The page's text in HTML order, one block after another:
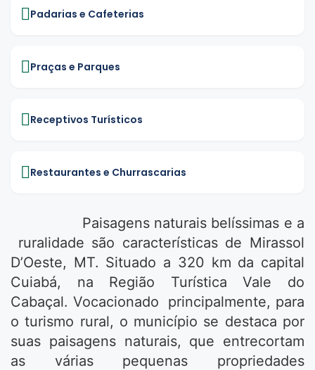
Padarias e Cafeterias
Praças e Parques
Receptivos Turísticos
Restaurantes e Churrascarias
Paisagens naturais belíssimas e a
ruralidade são características de Mirassol
D’Oeste, MT. Situado a 320 km da capital
Cuiabá, na Região Turística Vale do
Cabaçal. Vocacionado principalmente, para
o turismo rural, o município se destaca por
suas paisagens naturais, que entrecortam
as várias pequenas propriedades